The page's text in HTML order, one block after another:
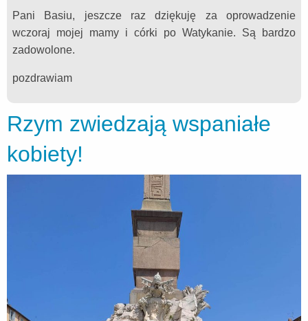
Pani Basiu, jeszcze raz dziękuję za oprowadzenie
wczoraj mojej mamy i córki po Watykanie. Są bardzo
zadowolone.
pozdrawiam
Rzym zwiedzają wspaniałe
kobiety!